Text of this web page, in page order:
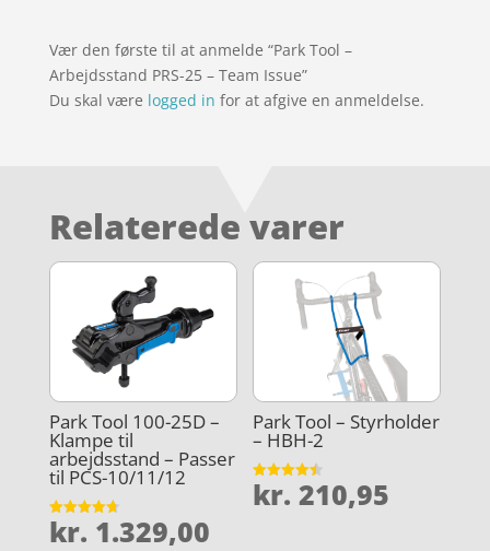
Vær den første til at anmelde “Park Tool –
Arbejdsstand PRS-25 – Team Issue”
Du skal være logged in for at afgive en anmeldelse.
Relaterede varer
Park Tool 100-25D –
Klampe til
arbejdsstand – Passer
til PCS-10/11/12
Vurderet
4.7
kr. 1.329,00
Park Tool – Styrholder
– HBH-2
Vurderet
4.5
kr. 210,95